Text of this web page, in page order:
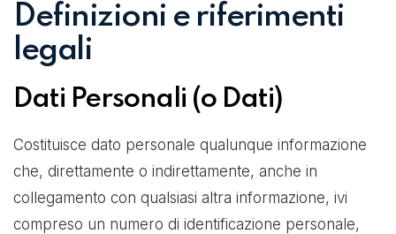
Definizioni e riferimenti
legali
Dati Personali (o Dati)
Costituisce dato personale qualunque informazione
che, direttamente o indirettamente, anche in
collegamento con qualsiasi altra informazione, ivi
compreso un numero di identificazione personale,